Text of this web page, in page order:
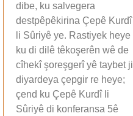
dibe, ku salvegera
destpêpêkirina Çepê Kurdî
li Sûriyê ye. Rastiyek heye
ku di dilê têkoşerên wê de
cîhekî şoreşgerî yê taybet ji
diyardeya çepgir re heye;
çend ku Çepê Kurdî li
Sûriyê di konferansa 5ê